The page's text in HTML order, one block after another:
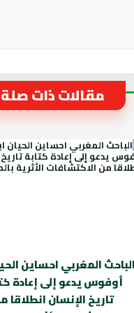
مقالات ذات صلة
الباحث المغربي احساين
أوفوس يدعو إلى إعادة
تاريخ الإنسان انطلاقا